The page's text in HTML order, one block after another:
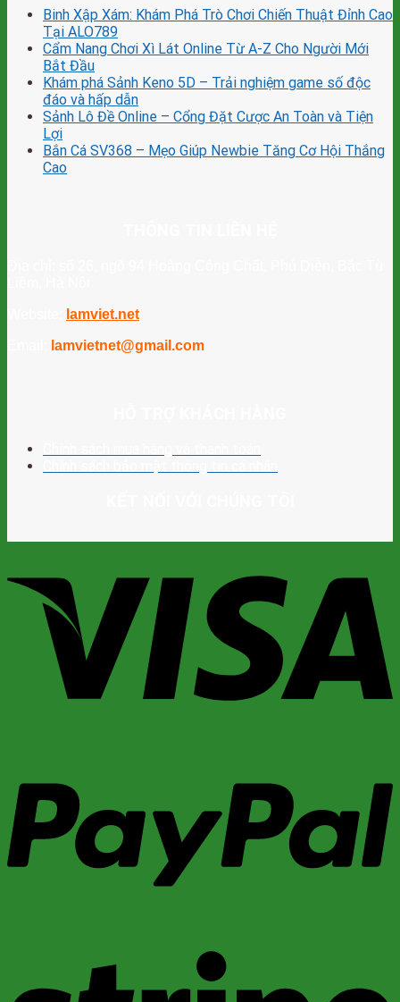
Binh Xập Xám: Khám Phá Trò Chơi Chiến Thuật Đỉnh Cao
Tại ALO789
Cẩm Nang Chơi Xì Lát Online Từ A-Z Cho Người Mới
Bắt Đầu
Khám phá Sảnh Keno 5D – Trải nghiệm game số độc
đáo và hấp dẫn
Sảnh Lô Đề Online – Cổng Đặt Cược An Toàn và Tiện
Lợi
Bắn Cá SV368 – Mẹo Giúp Newbie Tăng Cơ Hội Thắng
Cao
lamviet.net
lamvietnet@gmail.com